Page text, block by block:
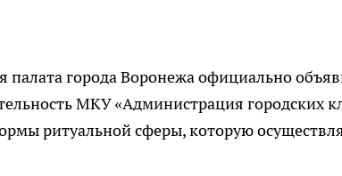
палата города Воронежа официально
МКУ «Администрация городских
ритуальной сферы, которую